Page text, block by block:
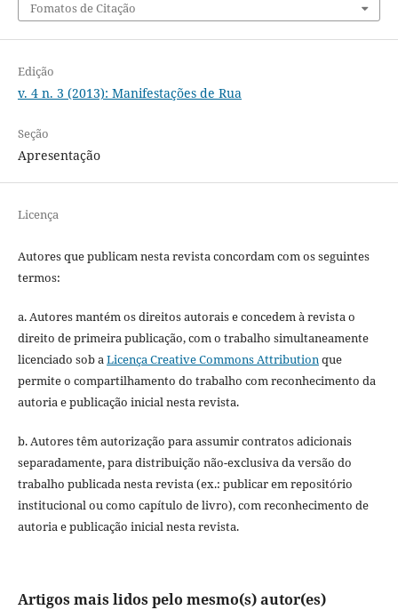
Fomatos de Citação
Edição
v. 4 n. 3 (2013): Manifestações de Rua
Seção
Apresentação
Licença
Autores que publicam nesta revista concordam com os seguintes
termos:
a. Autores mantém os direitos autorais e concedem à revista o
direito de primeira publicação, com o trabalho simultaneamente
licenciado sob aLicença Creative Commons Attributionque
permite o compartilhamento do trabalho com reconhecimento da
autoria e publicação inicial nesta revista.
b. Autores têm autorização para assumir contratos adicionais
separadamente, para distribuição não-exclusiva da versão do
trabalho publicada nesta revista (ex.: publicar em repositório
institucional ou como capítulo de livro), com reconhecimento de
autoria e publicação inicial nesta revista.
Artigos mais lidos pelo mesmo(s) autor(es)